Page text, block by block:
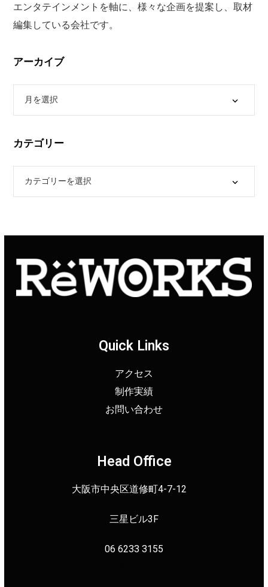
エンタテインメントを軸に、様々な企画を提案し、取材
編集している会社です。
アーカイブ
カテゴリー
Quick Links
アクセス
制作実績
お問い合わせ
Head Office
大阪市中央区道修町4-7-12
三星ビル3F
06 6233 3155